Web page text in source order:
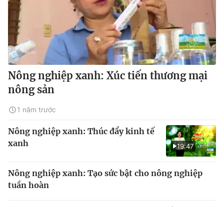
Nông nghiệp xanh: Xúc tiến thương mại
nông sản
1 năm trước
19:47
Nông nghiệp xanh: Thúc đẩy kinh tế
xanh
Nông nghiệp xanh: Tạo sức bật cho nông nghiệp
tuần hoàn